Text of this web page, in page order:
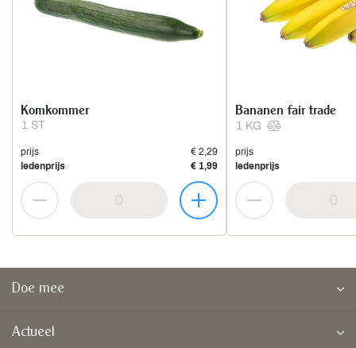
1 ST
Komkommer
prijs
€ 2,29
ledenprijs
€ 1,99
1 KG
Bananen fair trade
prijs
ledenprijs
Doe mee
Actueel